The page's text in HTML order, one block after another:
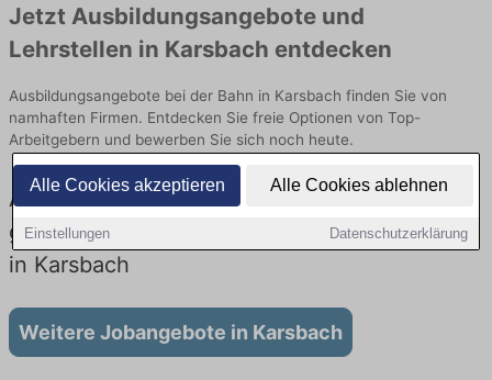
Alle Cookies akzeptieren Alle Cookies ablehnen
Einstellungen Datenschutzerklärung
Jetzt Ausbildungsangebote und
Lehrstellen in Karsbach entdecken
Ausbildungsangebote bei der Bahn in Karsbach finden Sie von
namhaften Firmen. Entdecken Sie freie Optionen von Top-
Arbeitgebern und bewerben Sie sich noch heute.
Ausbildung in Karsbach bei der Bahn: Aktuell
gibt es keine Stellenangebote für Ausbildung
in Karsbach
Weitere Jobangebote in Karsbach